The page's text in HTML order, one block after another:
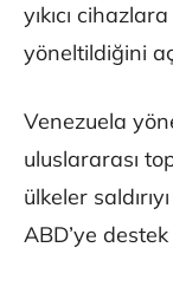
yıkıcı
yöneltildiğini
Venezuela
uluslararası
ülkeler
ABD’ye